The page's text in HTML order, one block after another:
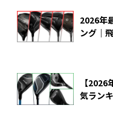
2026年
ング｜
【
気ラン